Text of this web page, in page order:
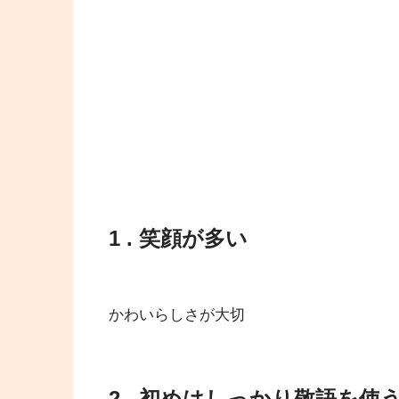
1 . 笑顔が多い
かわいらしさが大切